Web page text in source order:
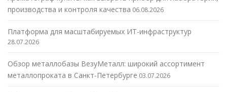
производства и контроля качества 06.08.2026
Платформа для масштабируемых ИТ-инфраструктур
28.07.2026
Обзор металлобазы ВезуМеталл: широкий ассортимент
металлопроката в Санкт-Петербурге 03.07.2026